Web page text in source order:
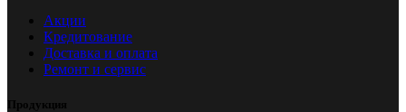
Акции
Кредитование
Доставка и оплата
Ремонт и сервис
Продукция